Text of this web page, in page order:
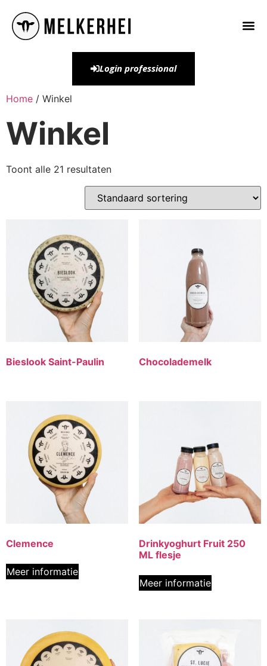
Login professional
Home / Winkel
Winkel
Toont alle 21 resultaten
Bieslook Saint-Paulin Chocolademelk
Clemence
Meer informatie
Drinkyoghurt Fruit 250
ML flesje
Meer informatie